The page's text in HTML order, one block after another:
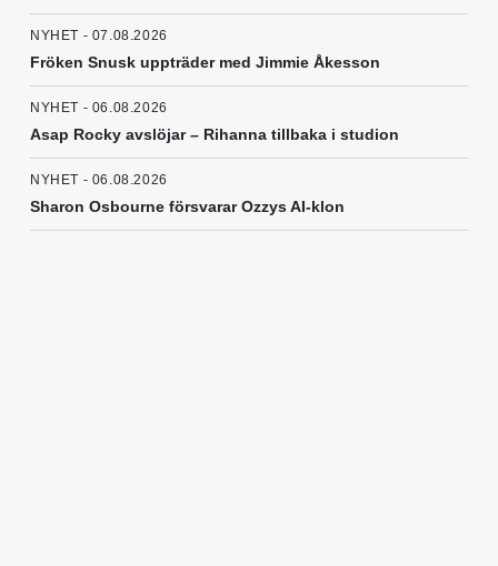
NYHET - 07.08.2026
Fröken Snusk uppträder med Jimmie Åkesson
NYHET - 06.08.2026
Asap Rocky avslöjar – Rihanna tillbaka i studion
NYHET - 06.08.2026
Sharon Osbourne försvarar Ozzys AI-klon